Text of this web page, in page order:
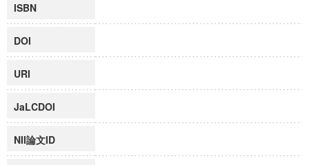
ISBN
DOI
URI
JaLCDOI
NII論文ID